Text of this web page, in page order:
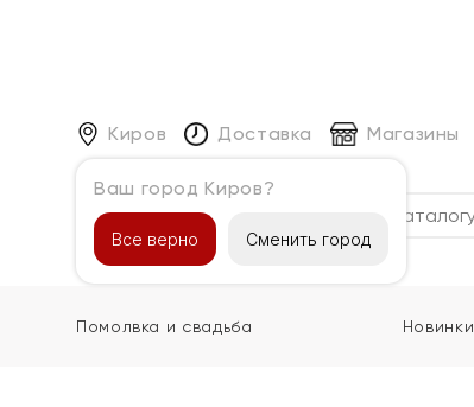
Киров
Ваш город Киров?
Все верно Сменить город
Доставка Магазины
Каталог
Помолвка и свадьба Новинки